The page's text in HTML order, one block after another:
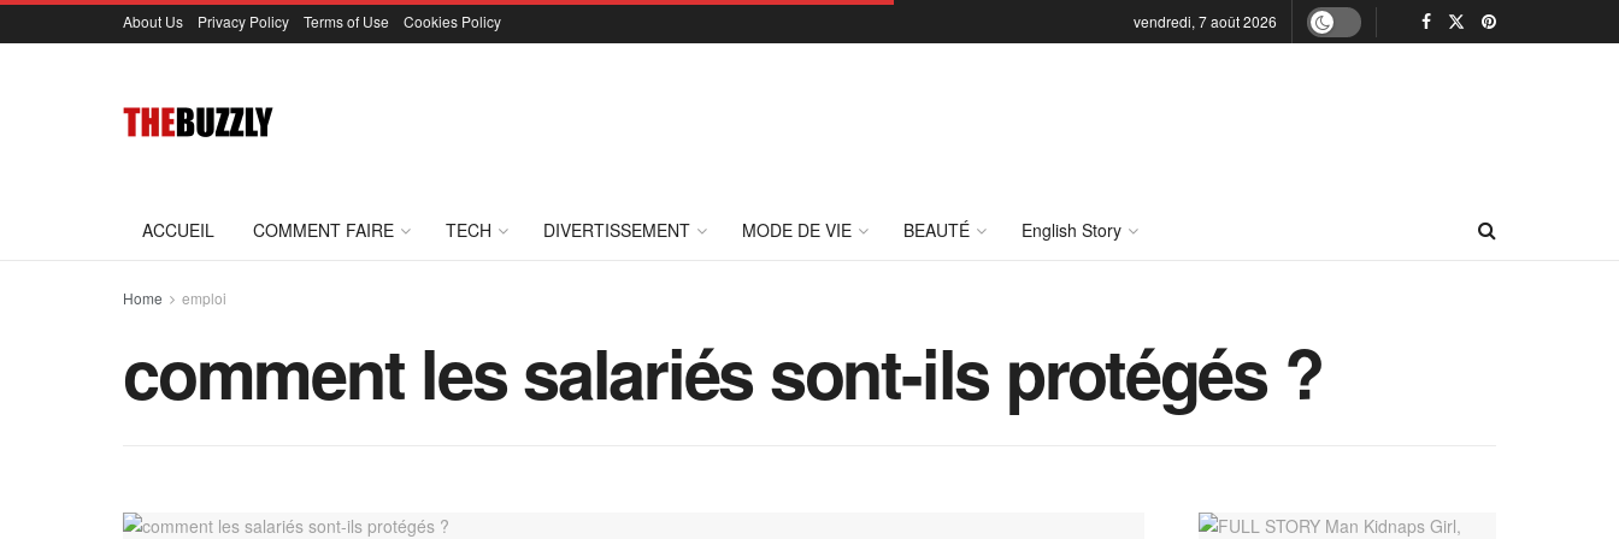
About Us Privacy Policy Terms of Use Cookies Policy vendredi, 7 août 2026
ACCUEIL COMMENT FAIRE TECH DIVERTISSEMENT MODE DE VIE BEAUTÉ English Story
Home emploi
comment les salariés sont-ils protégés ?